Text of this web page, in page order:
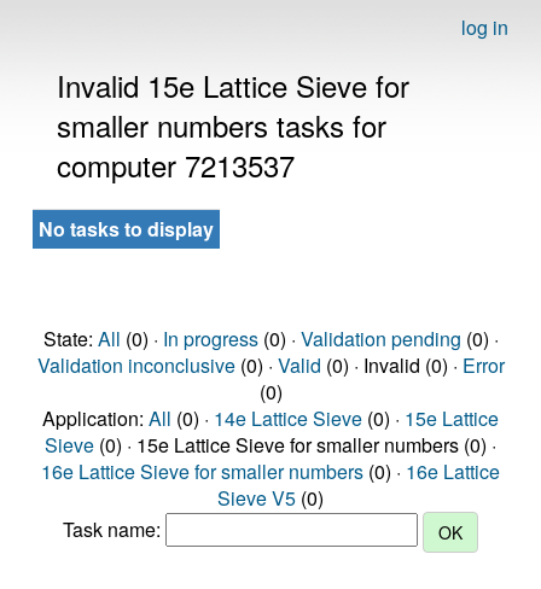
log in
Invalid 15e Lattice Sieve for
smaller numbers tasks for
computer 7213537
No tasks to display
State: All (0) · In progress(0) · Validation pending (0) ·
Validation inconclusive(0) · Valid (0) · Invalid (0) · Error
(0)
Application: All (0) · 14e Lattice Sieve (0) · 15e Lattice
Sieve (0) · 15e Lattice Sieve for smaller numbers (0) ·
16e Lattice Sieve for smaller numbers (0) · 16e Lattice
Sieve V5 (0)
Task name: